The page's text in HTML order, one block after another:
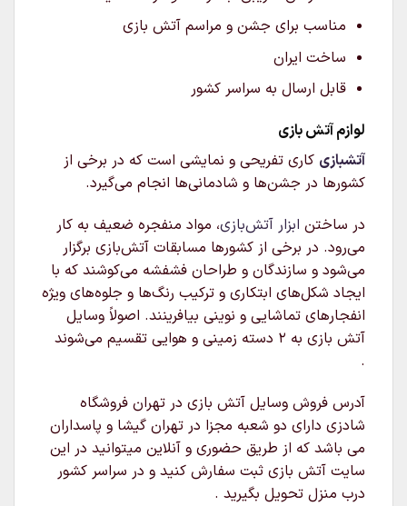
مناسب برای جشن و مراسم آتش بازی
ساخت ایران
قابل ارسال به سراسر کشور
لوازم آتش بازی
آتشبازی کاری تفریحی و نمایشی است که در برخی از
کشورها در جشن‌ها و شادمانی‌ها انجام می‌گیرد.
در ساختن ابزار آتش‌بازی، مواد منفجره ضعیف به کار
می‌رود. در برخی از کشورها مسابقات آتش‌بازی برگزار
می‌شود و سازندگان و طراحان فشفشه می‌کوشند که با
ایجاد شکل‌های ابتکاری و ترکیب رنگ‌ها و جلوه‌های ویژه
انفجارهای تماشایی و نوینی بیافرینند. اصولاً وسایل
آتش بازی به ۲ دسته زمینی و هوایی تقسیم می‌شوند
.
آدرس فروش وسایل آتش بازی در تهران فروشگاه
شادزی دارای دو شعبه مجزا در تهران گیشا و پاسداران
می باشد که از طریق حضوری و آنلاین میتوانید در این
سایت آتش بازی ثبت سفارش کنید و در سراسر کشور
درب منزل تحویل بگیرید .